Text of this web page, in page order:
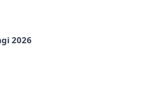
2026